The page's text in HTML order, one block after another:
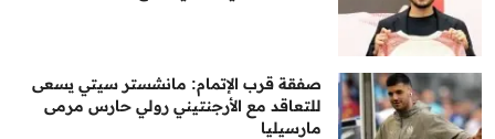
صفقة قرب الإتمام: مانشستر سيتي يسعى
للتعاقد مع الأرجنتيني رولي حارس مرمى
مارسيليا